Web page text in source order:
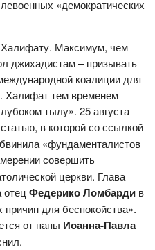
«демократических
Халифату. Максимум, чем
джихадистам – призывать
коалиции для
Халифат тем временем
тылу». 25 августа
в которой со ссылкой
«фундаменталистов
совершить
церкви. Глава
отецФедерико Ломбарди в
причин для беспокойства».
от папы Иоанна-Павла